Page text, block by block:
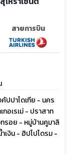
สายการบิน
ปปาโดเกีย - นคร
กอเรเม่ - ปราสาท
รอย - หมู่บ้านคูมาลิ
งิน - ฮิปโปโดรม -